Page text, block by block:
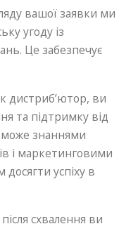
вашої заявки ми
угоду із
Це забезпечує
дистриб’ютор, ви
та підтримку від
знаннями
і маркетинговими
успіху в
після схвалення ви